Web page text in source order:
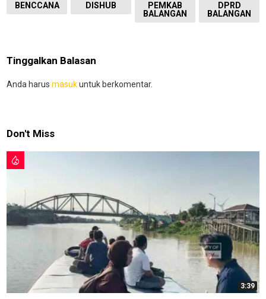
BENCCANA DISHUB
PEMKAB
BALANGAN
DPRD
BALANGAN
Tinggalkan Balasan
Anda harus masukuntuk berkomentar.
Don't Miss
3:39